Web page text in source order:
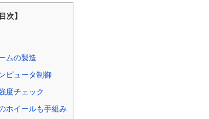
次】
ムの製造
ピュータ制御
度チェック
ホイールも手組み